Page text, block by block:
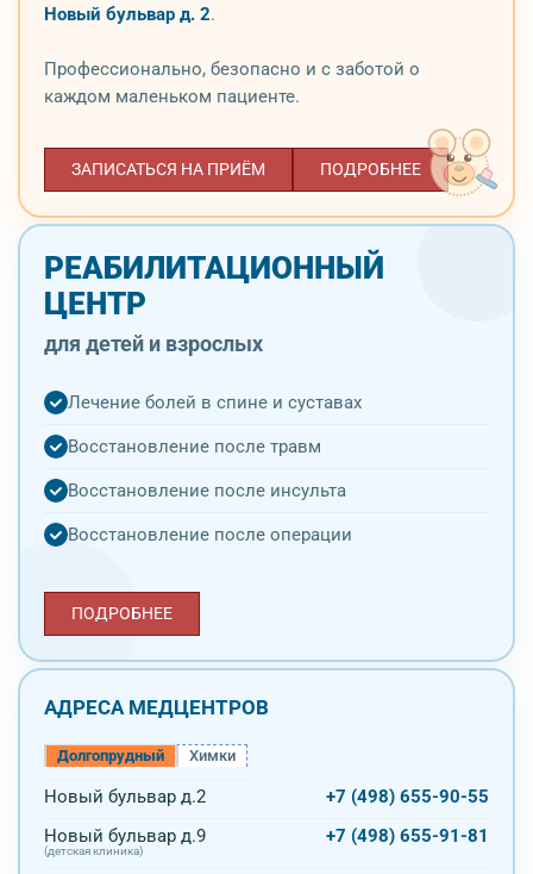
Новый бульвар д. 2.
Профессионально, безопасно и с заботой о
каждом маленьком пациенте.
ЗАПИСАТЬСЯ НА ПРИЁМ ПОДРОБНЕЕ
РЕАБИЛИТАЦИОННЫЙ
ЦЕНТР
для детей и взрослых
Лечение болей в спине и суставах
Восстановление после травм
Восстановление после инсульта
Восстановление после операции
ПОДРОБНЕЕ
АДРЕСА МЕДЦЕНТРОВ
Долгопрудный Химки
Новый бульвар д.2
+7 (498) 655-90-55
Новый бульвар д.9
(детская клиника)
+7 (498) 655-91-81